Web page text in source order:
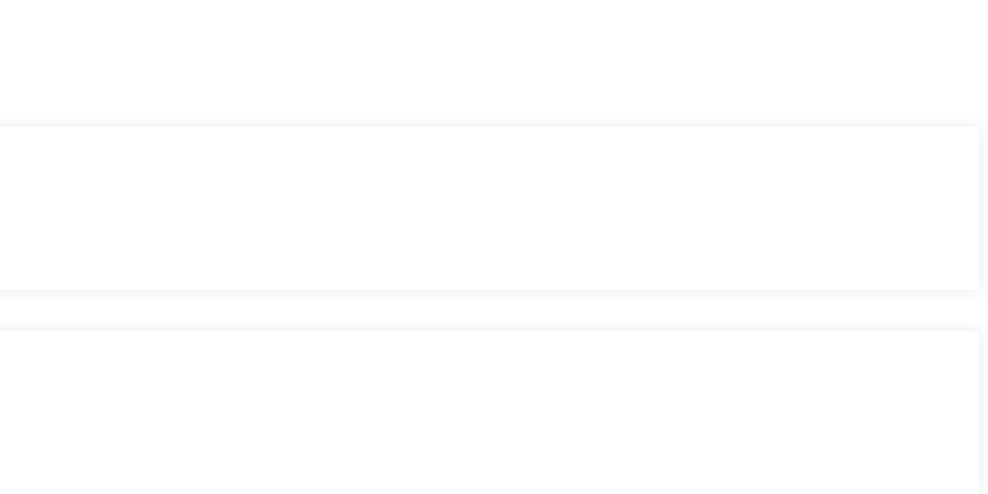
sans complications.
du marché.
des plateformes et des dApps.